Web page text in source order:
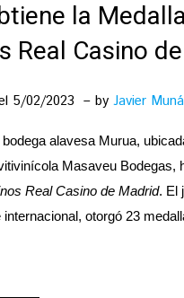
la
Real Casino
5/02/2023 by Javier
alavesa Murua,
Masaveu Bodegas,
Real Casino de Madrid. El
otorgó 23